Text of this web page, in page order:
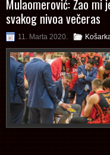
Mulaomerović: Žao
svakog nivoa večeras
11. Marta 2020.